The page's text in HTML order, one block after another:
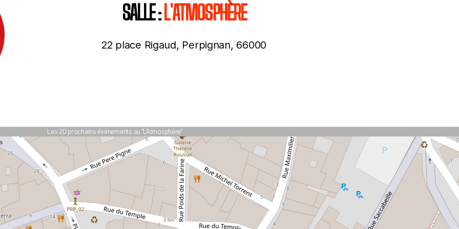
SALLE : L'ATMOSPHÈRE
22 place Rigaud, Perpignan, 66000
Les 20 prochains événements au "L'Atmosphère"